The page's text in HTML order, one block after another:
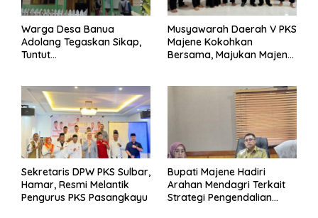
Warga Desa Banua
Adolang Tegaskan Sikap,
Tuntut
Musyawarah Daerah V PKS
Majene Kokohkan
Bersama, Majukan Majene
Sekretaris DPW PKS Sulbar,
Hamar, Resmi Melantik
Pengurus PKS Pasangkayu
Bupati Majene Hadiri
Arahan Mendagri Terkait
Strategi Pengendalian